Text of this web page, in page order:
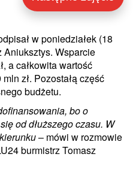
w poniedziałek (18
Aniuksztys. Wsparcie
a całkowita wartość
zł. Pozostałą część
budżetu.
bo o
od dłuższego czasu. W
– mówi w rozmowie
burmistrz Tomasz